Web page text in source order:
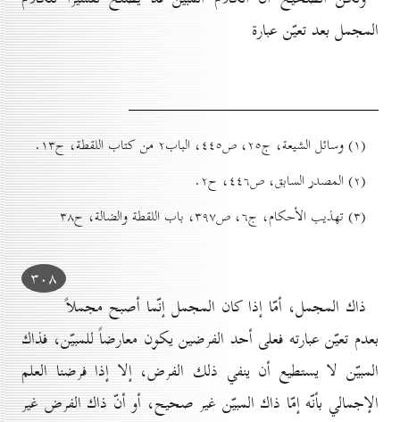
المجمل بعد تعيّن عبارة
(۱) وسائل الشيعة، ج۲٥، ص٤٤٥، الباب۲ من كتاب اللقطة، ح۱۳.
(۲) المصدر السابق، ص٤٤٦، ح۲.
(۳) تهذيب الأحكام، ج٦، ص۳۹۷، باب اللقطة والضالة، ح۳۸
۳٠۸
ذاك المجمل، أمّا إذا كان المجمل إنّما أصبح مجملاً
بعدم تعيّن عبارته فعلى أحد الفرضين يكون معارضاً للمبيّن، فذاك
المبيّن لا يستطيع أن ينفي ذلك الفرض، إلا إذا فرضنا العلم
الإجمالي بأنّه إمّا ذاك المبيّن غير صحيح، أو أنّ ذاك الفرض غير